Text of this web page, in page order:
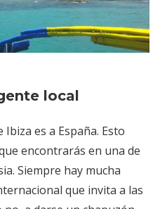
local
es a España. Esto
encontrarás en una de
Siempre hay mucha
que invita a las